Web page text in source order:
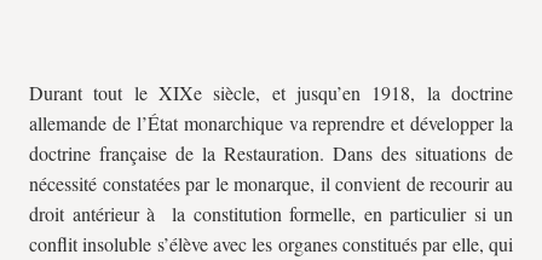
Durant tout le XIXe siècle, et jusqu’en 1918, la doctrine
allemande de l’État monarchique va reprendre et développer la
doctrine française de la Restauration. Dans des situations de
nécessité constatées par le monarque, il convient de recourir au
droit antérieur à la constitution formelle, en particulier si un
conflit insoluble s’élève avec les organes constitués par elle, qui